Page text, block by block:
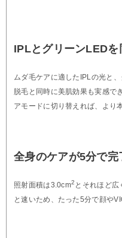
IPLとグリーンLEDを
ムダ毛ケアに適したIPLの光と
脱毛と同時に美肌効果も実感で
アモードに切り替えれば、より
全身のケアが5分で完
照射面積は3.0cm2 とそれほど
と速いため、たった5分で顔や